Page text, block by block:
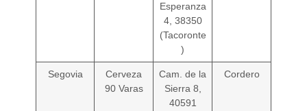
Esperanza
4, 38350
(Tacoronte
)
Segovia
Cerveza
90 Varas
Cam. de la
Sierra 8,
40591
Cordero